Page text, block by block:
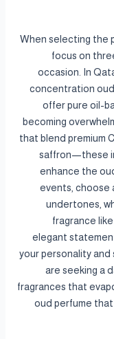
When selecting the
focus on
occasion. In
concentration
offer pure oil-
becoming
that blend premium
saffron—these
enhance the
events, choose
undertones,
fragrance like
elegant
your personality and
are seeking a
fragrances that
oud perfume